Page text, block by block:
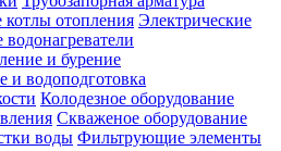
котлы отопления Электрические
и бурение
и водоподготовка
Колодезное оборудование
Скваженое оборудование
воды Фильтрующие элементы